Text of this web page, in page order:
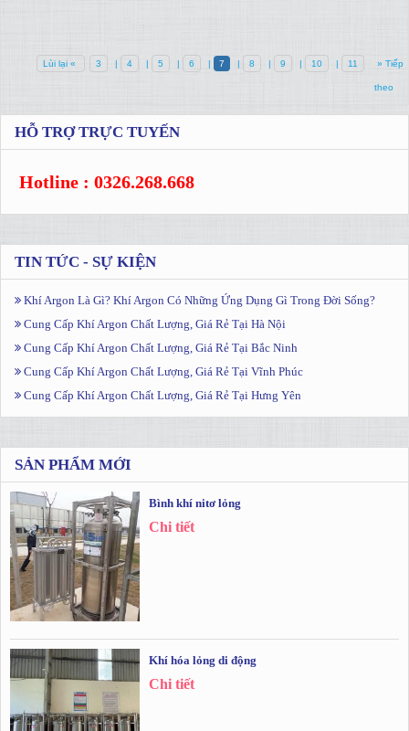
Lùi lại « 3 | 4 | 5 | 6 | 7 | 8 | 9 | 10 | 11 » Tiếp
theo
HỖ TRỢ TRỰC TUYẾN
Hotline : 0326.268.668
TIN TỨC - SỰ KIỆN
Khí Argon Là Gì? Khí Argon Có Những Ứng Dụng Gì Trong Đời Sống?
Cung Cấp Khí Argon Chất Lượng, Giá Rẻ Tại Hà Nội
Cung Cấp Khí Argon Chất Lượng, Giá Rẻ Tại Bắc Ninh
Cung Cấp Khí Argon Chất Lượng, Giá Rẻ Tại Vĩnh Phúc
Cung Cấp Khí Argon Chất Lượng, Giá Rẻ Tại Hưng Yên
SẢN PHẨM MỚI
Bình khí nitơ lỏng
Chi tiết
Khí hóa lỏng di động
Chi tiết